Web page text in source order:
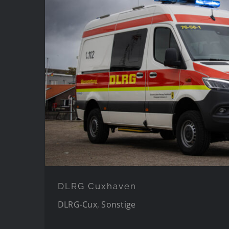
DLRG
DLRG Cuxhaven
DLRG-Cux, Sonstige